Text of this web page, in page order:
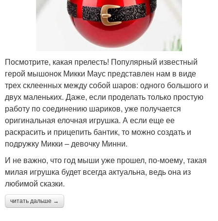
Посмотрите, какая прелесть! Популярный известный
герой мышонок Микки Маус представлен нам в виде
трех склеенных между собой шаров: одного большого и
двух маленьких. Даже, если проделать только простую
работу по соединению шариков, уже получается
оригинальная елочная игрушка. А если еще ее
раскрасить и прицепить бантик, то можно создать и
подружку Микки – девочку Минни.
И не важно, что год мыши уже прошел, по-моему, такая
милая игрушка будет всегда актуальна, ведь она из
любимой сказки.
читать дальше →